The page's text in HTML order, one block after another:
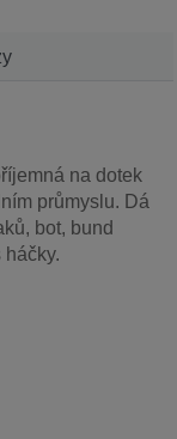
na dotek
průmyslu. Dá
bot, bund